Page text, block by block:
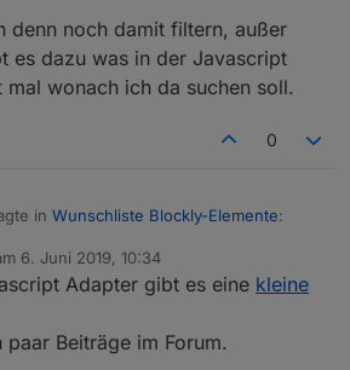
denn noch damit filtern, außer
es dazu was in der Javascript
mal wonach ich da suchen soll.
0
in Wunschliste Blockly-Elemente:
hat es bei mir schon mal funktioniert,
man denn noch damit filtern, außer
Gibt es dazu was in der Javascript
6. Juni 2019, 10:34
von
Adapter gibt es eine kleine
Beiträge im Forum.